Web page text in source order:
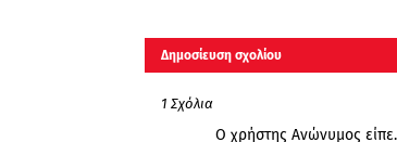
Δημοσίευση σχολίου
1 Σχόλια
Ο χρήστης Ανώνυμος